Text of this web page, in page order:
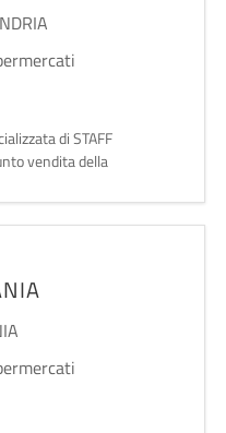
di STAFF
vendita della
a ideale ha
di
dalle posizioni
re